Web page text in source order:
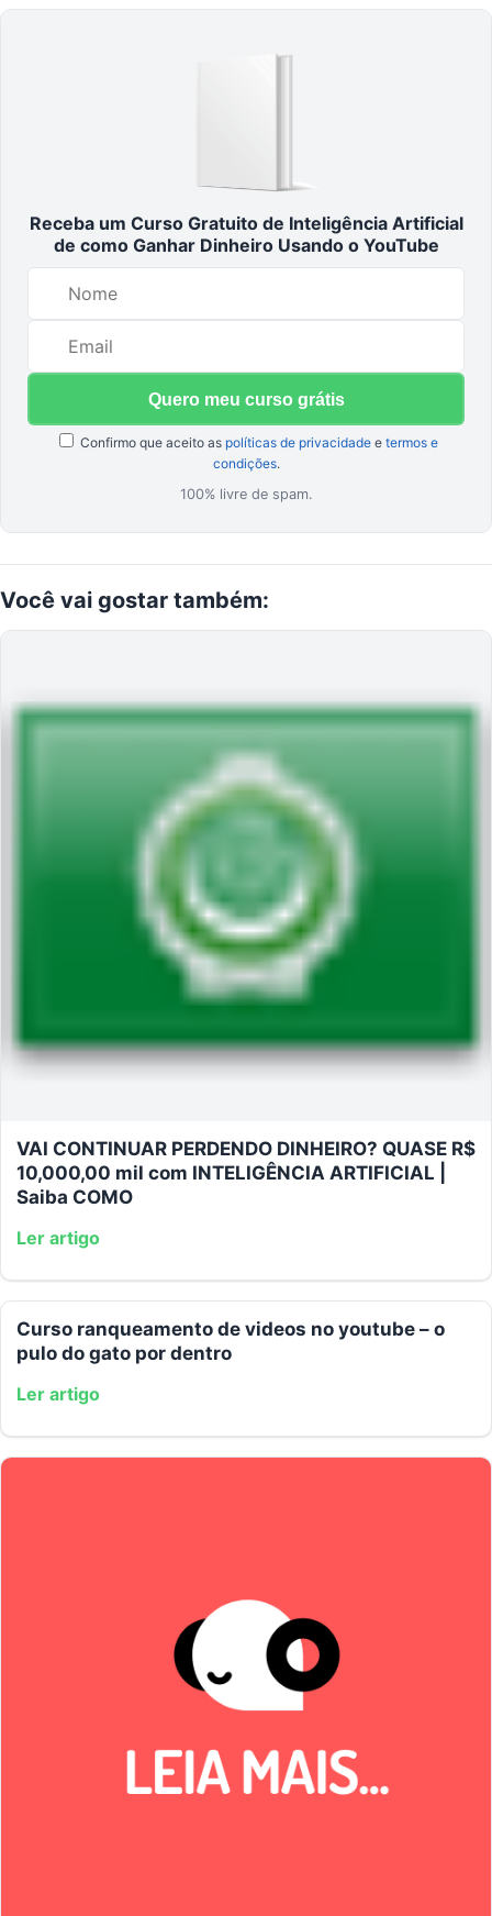
Receba um Curso Gratuito de Inteligência Artificial
de como Ganhar Dinheiro Usando o YouTube
Confirmo que aceito as políticas de privacidadee termos e
condições.
100% livre de spam.
Você vai gostar também:
VAI CONTINUAR PERDENDO DINHEIRO? QUASE R$
10,000,00 mil com INTELIGÊNCIA ARTIFICIAL |
Saiba COMO
Ler artigo
Curso ranqueamento de videos no youtube – o
pulo do gato por dentro
Ler artigo